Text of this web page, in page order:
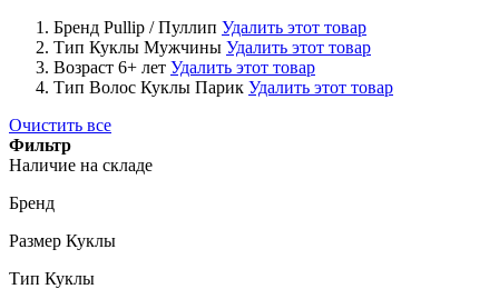
Бренд Pullip / Пуллип Удалить этот товар
Тип Куклы Мужчины Удалить этот товар
Возраст 6+ лет Удалить этот товар
Тип Волос Куклы Парик Удалить этот товар
Очистить все
Фильтр
Наличие на складе
Бренд
Размер Куклы
Тип Куклы